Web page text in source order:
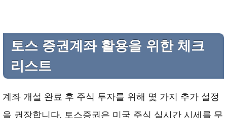
토스 증권계좌 활용을 위한 체크
리스트
계좌 개설 완료 후 주식 투자를 위해 몇 가지 추가 설정
을 권장합니다. 토스증권은 미국 주식 실시간 시세를 무